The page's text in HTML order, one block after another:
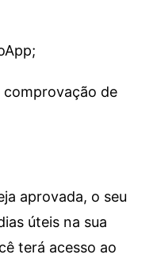
comprovação de
aprovada, o seu
úteis na sua
terá acesso ao